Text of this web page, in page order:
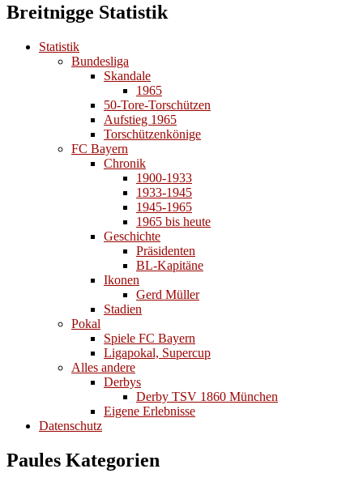
Breitnigge Statistik
Statistik
Bundesliga
Skandale
1965
50-Tore-Torschützen
Aufstieg 1965
Torschützenkönige
FC Bayern
Chronik
1900-1933
1933-1945
1945-1965
1965 bis heute
Geschichte
Präsidenten
BL-Kapitäne
Ikonen
Gerd Müller
Stadien
Pokal
Spiele FC Bayern
Ligapokal, Supercup
Alles andere
Derbys
Derby TSV 1860 München
Eigene Erlebnisse
Datenschutz
Paules Kategorien